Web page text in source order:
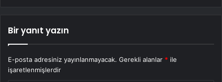
Bir yanıt yazın
E-posta adresiniz yayınlanmayacak. Gerekli alanlar * ile
işaretlenmişlerdir